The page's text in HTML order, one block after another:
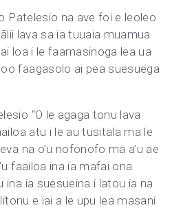
Patelesio na ave foi e leoleo
lava sa ia tuuaia muamua
loa i le faamasinoga lea ua
faagasolo ai pea suesuega
“O le agaga tonu lava
atu i le au tusitala ma le
na o’u nofonofo ma a’u ae
faailoa ina ia mafai ona
ina ia suesueina i latou ia na
e iai a le upu lea masani